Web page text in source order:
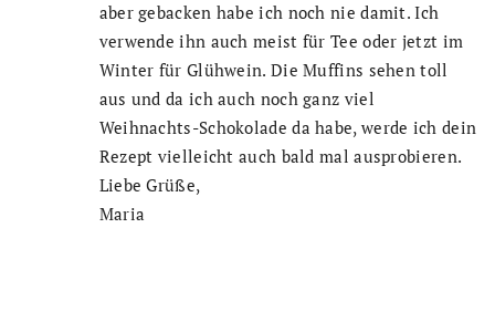
aber gebacken habe ich noch nie damit. Ich
verwende ihn auch meist für Tee oder jetzt im
Winter für Glühwein. Die Muffins sehen toll
aus und da ich auch noch ganz viel
Weihnachts-Schokolade da habe, werde ich dein
Rezept vielleicht auch bald mal ausprobieren.
Liebe Grüße,
Maria